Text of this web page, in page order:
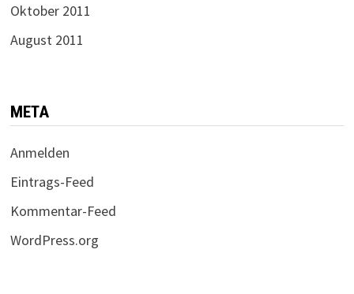
Oktober 2011
August 2011
META
Anmelden
Eintrags-Feed
Kommentar-Feed
WordPress.org